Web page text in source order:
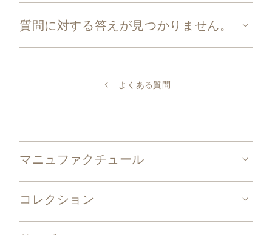
質問に対する答えが見つかりません。
よくある質問
マニュファクチュール
コレクション